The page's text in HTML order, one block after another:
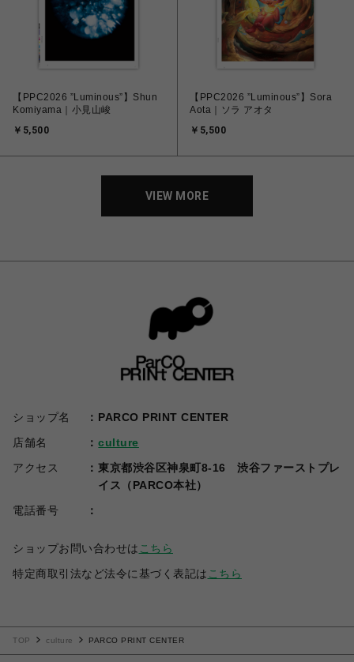
【PPC2026 ”Luminous”】Shun
Komiyama｜小見山峻
￥5,500
【PPC2026 ”Luminous”】Sora
Aota｜ソラ アオタ
￥5,500
VIEW MORE
ショップ名
PARCO PRINT CENTER
店舗名
culture
アクセス
東京都渋谷区神泉町8-16 渋谷ファーストプレ
イス（PARCO本社）
電話番号
ショップお問い合わせは こちら
特定商取引法など法令に基づく表記は こちら
TOP culture PARCO PRINT CENTER